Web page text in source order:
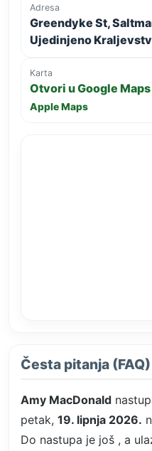
Adresa
Greendyke St,
Ujedinjeno
Karta
Otvori u Google Maps
Apple Maps
Česta pitanja (FAQ)
Amy MacDonald
petak, 19. lipnja 2026.
Do nastupa je još , a